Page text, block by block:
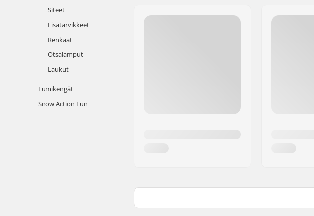
Siteet
Lisätarvikkeet
Renkaat
Otsalamput
Laukut
Lumikengät
Snow Action Fun